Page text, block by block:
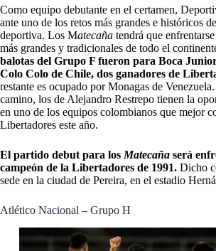
Como equipo debutante en el certamen,
ante uno de los retos más grandes e históricos
deportiva. Los Matecaña tendrá que
más grandes y tradicionales de todo el
balotas del Grupo F fueron para Boca
Colo Colo de Chile, dos ganadores de
restante es ocupado por Monagas de
camino, los de Alejandro Restrepo tienen la
en uno de los equipos colombianos que mejor
Libertadores este año.
El partido debut para los Matecaña será
campeón de la Libertadores de 1991. Dicho
sede en la ciudad de Pereira, en el estadio
Atlético Nacional – Grupo H